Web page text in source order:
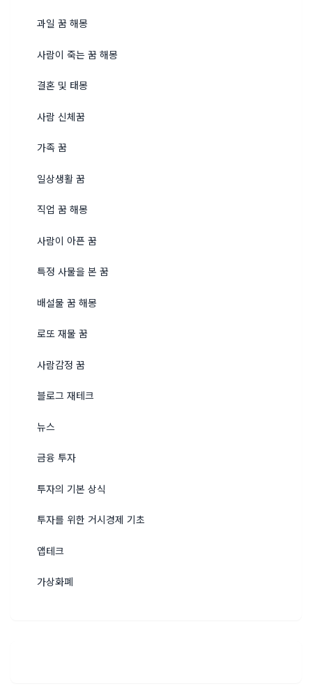
과일 꿈 해몽
사람이 죽는 꿈 해몽
결혼 및 태몽
사람 신체꿈
가족 꿈
일상생활 꿈
직업 꿈 해몽
사람이 아픈 꿈
특정 사물을 본 꿈
배설물 꿈 해몽
로또 재물 꿈
사람감정 꿈
블로그 재테크
뉴스
금융 투자
투자의 기본 상식
투자를 위한 거시경제 기초
앱테크
가상화폐